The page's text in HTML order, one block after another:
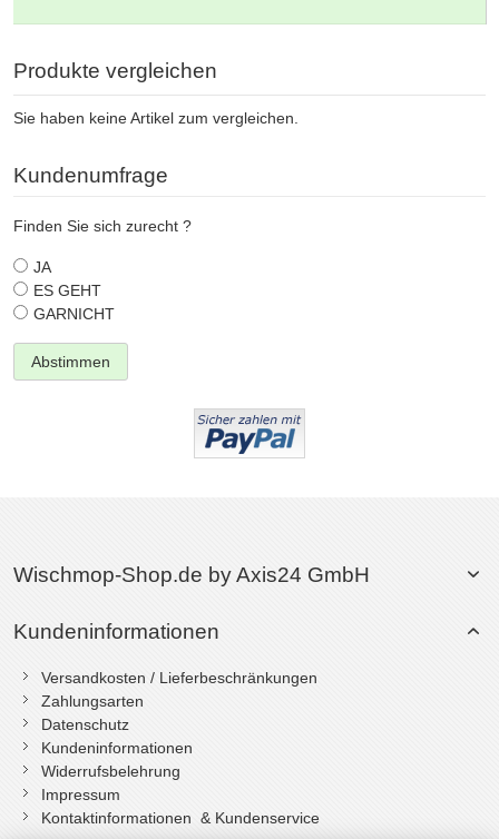
Produkte vergleichen
Sie haben keine Artikel zum vergleichen.
Kundenumfrage
Finden Sie sich zurecht ?
JA
ES GEHT
GARNICHT
Abstimmen
Wischmop-Shop.de by Axis24 GmbH
Kundeninformationen
Versandkosten / Lieferbeschränkungen
Zahlungsarten
Datenschutz
Kundeninformationen
Widerrufsbelehrung
Impressum
Kontaktinformationen & Kundenservice